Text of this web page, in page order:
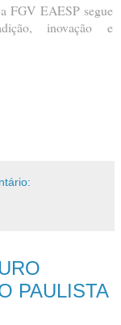
FGV EAESP segue
inovação e
PAULISTA